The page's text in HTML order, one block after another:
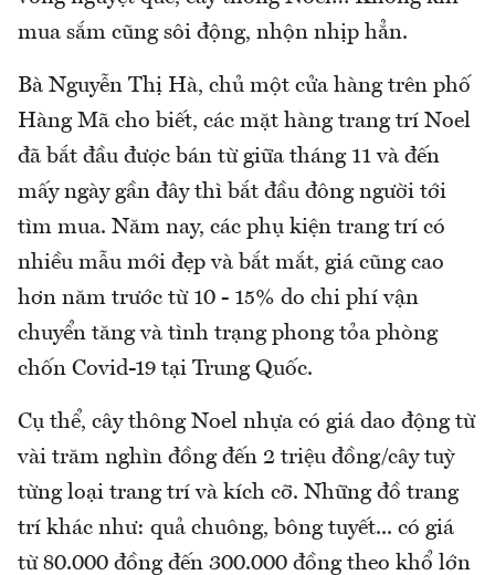
mua sắm cũng sôi động, nhộn nhịp hẳn.
Bà Nguyễn Thị Hà, chủ một cửa hàng trên phố
Hàng Mã cho biết, các mặt hàng trang trí Noel
đã bắt đầu được bán từ giữa tháng 11 và đến
mấy ngày gần đây thì bắt đầu đông người tới
tìm mua. Năm nay, các phụ kiện trang trí có
nhiều mẫu mới đẹp và bắt mắt, giá cũng cao
hơn năm trước từ 10 - 15% do chi phí vận
chuyển tăng và tình trạng phong tỏa phòng
chốn Covid-19 tại Trung Quốc.
Cụ thể, cây thông Noel nhựa có giá dao động từ
vài trăm nghìn đồng đến 2 triệu đồng/cây tuỳ
từng loại trang trí và kích cỡ. Những đồ trang
trí khác như: quả chuông, bông tuyết... có giá
từ 80.000 đồng đến 300.000 đồng theo khổ lớn